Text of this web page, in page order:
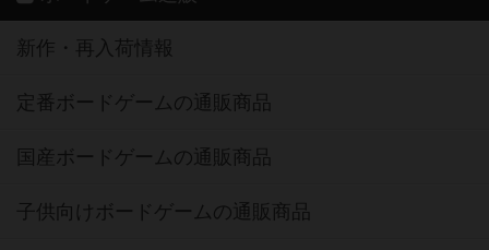
新作・再入荷情報
定番ボードゲームの通販商品
国産ボードゲームの通販商品
子供向けボードゲームの通販商品